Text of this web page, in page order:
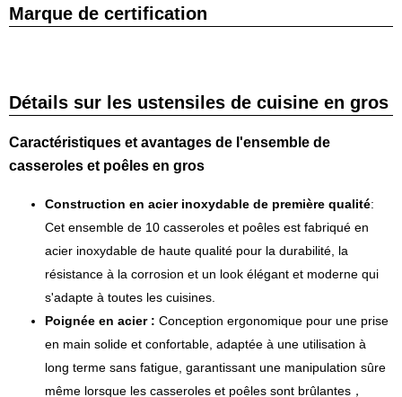
Marque de certification
Détails sur les ustensiles de cuisine en gros
Caractéristiques et avantages de l'ensemble de
casseroles et poêles en gros
Construction en acier inoxydable de première qualité:
Cet ensemble de 10 casseroles et poêles est fabriqué en
acier inoxydable de haute qualité pour la durabilité, la
résistance à la corrosion et un look élégant et moderne qui
s'adapte à toutes les cuisines.
Poignée en acier : Conception ergonomique pour une prise
en main solide et confortable, adaptée à une utilisation à
long terme sans fatigue, garantissant une manipulation sûre
même lorsque les casseroles et poêles sont brûlantes，